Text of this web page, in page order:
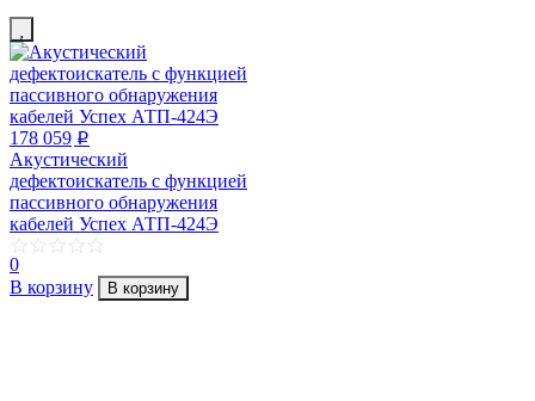
178 059 p
Акустический
дефектоискатель с функцией
пассивного обнаружения
кабелей Успех АТП-424Э
0
В корзину
В корзину